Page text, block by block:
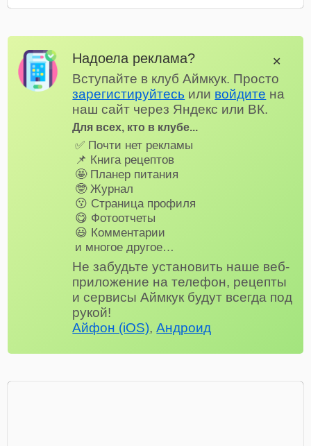
Надоела реклама?
Вступайте в клуб Аймкук. Просто
зарегистируйтесь или войдите на
наш сайт через Яндекс или ВК.
Для всех, кто в клубе...
✅ Почти нет рекламы
📌 Книга рецептов
🤩 Планер питания
🤓 Журнал
😗 Страница профиля
😋 Фотоотчеты
😃 Комментарии
и многое другое…
Не забудьте установить наше веб-
приложение на телефон, рецепты
и сервисы Аймкук будут всегда под
рукой!
Айфон (iOS),Андроид
✕